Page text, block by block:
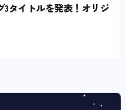
タイトルを発表！オリジ